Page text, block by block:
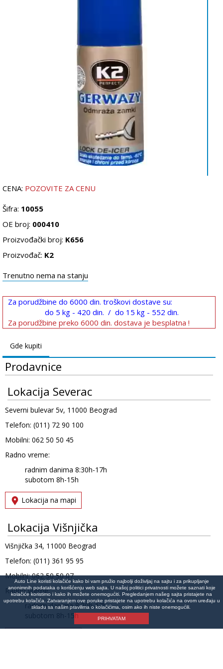
CENA: POZOVITE ZA CENU
Šifra: 10055
OE broj: 000410
Proizvođački broj: K656
Proizvođač: K2
Trenutno nema na stanju
Za porudžbine do 6000 din. troškovi dostave su:
do 5 kg - 420 din. / do 15 kg - 552 din.
Za porudžbine preko 6000 din. dostava je besplatna !
Gde kupiti
Prodavnice
Lokacija Severac
Severni bulevar 5v, 11000 Beograd
Telefon: (011) 72 90 100
Mobilni: 062 50 50 45
Radno vreme:
radnim danima 8:30h-17h
subotom 8h-15h
Lokacija na mapi
Lokacija Višnjička
Višnjička 34, 11000 Beograd
Telefon: (011) 361 95 95
Mobilni: 062 50 50 07
Radno vreme:
radnim danima 8:30h-17h
subotom 8h-15h
Auto Line koristi kolačiće kako bi vam pružio najbolji doživljaj na sajtu i za prikupljanje
anonimnih podataka o korišćenju web sajta. U našoj politici privatnosti možete saznati koje
kolačiće koristimo i kako ih možete onemogućiti. Pregledanjem našeg sajta pristajete na
upotrebu kolačića. Zatvaranjem ove poruke pristajete na upotrebu kolačića na ovom uređaju u
skladu sa našim pravilima o kolačićima, osim ako ih niste onemogućili.
PRIHVATAM